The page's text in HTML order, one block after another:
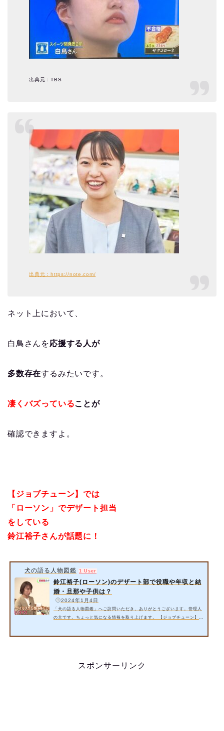
出典元：TBS
出典元：https://note.com/
ネット上において、
白鳥さんを応援する人が
多数存在するみたいです。
凄くバズっていることが
確認できますよ。
【ジョブチューン】では
「ローソン」でデザート担当
をしている
鈴江裕子さんが話題に！
犬の語る人物図鑑 1 User
鈴江裕子(ローソン)のデザート部で役職や年収と結
婚・旦那や子供は？
2024年1月4日
「犬の語る人物図鑑」へご訪問いただき、ありがとうございます。管理人
の犬です。ちょっと気になる情報を取り上げます。 【ジョブチューン】で
スポンサーリンク